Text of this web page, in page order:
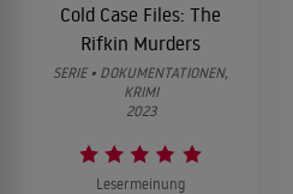
Cold Case Files: The
Rifkin Murders
SERIE • DOKUMENTATIONEN,
KRIMI
2023
Lesermeinung